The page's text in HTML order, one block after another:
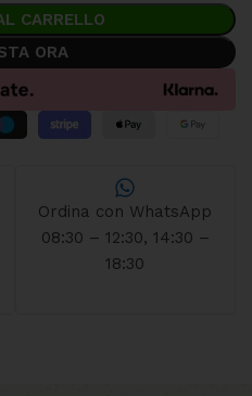
CARRELLO
ORA
Ordina con WhatsApp
08:30 – 12:30, 14:30 –
18:30